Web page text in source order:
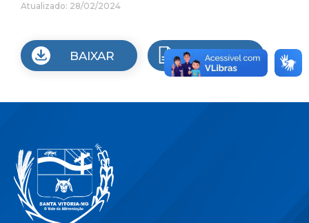
Atualizado: 28/02/2024
BAIXAR VISUALIZAR